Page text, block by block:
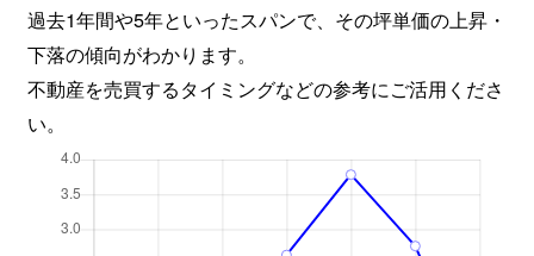
過去1年間や5年といったスパンで、その坪単価の上昇・
下落の傾向がわかります。
不動産を売買するタイミングなどの参考にご活用くださ
い。